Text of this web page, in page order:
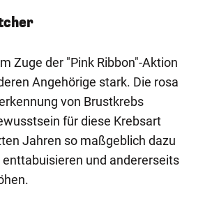
Zuge der "Pink Ribbon"-Aktion
Angehörige stark. Die rosa
von Brustkrebs
für diese Krebsart
Jahren so maßgeblich dazu
und andererseits